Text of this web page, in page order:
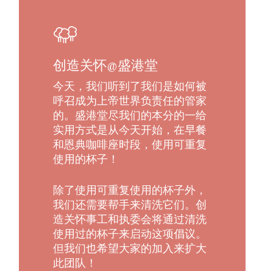
创造关怀@盛港堂
今天，我们听到了我们是如何被
呼召成为上帝世界负责任的管家
的。盛港堂尽我们的本分的一给
实用方式是从今天开始，在早餐
和恩典咖啡座时段，使用可重复
使用的杯子！
除了使用可重复使用的杯子外，
我们还需要帮手来清洗它们。创
造关怀事工和执委会将通过清洗
使用过的杯子来启动这项倡议。
但我们也希望大家的加入来扩大
此团队！